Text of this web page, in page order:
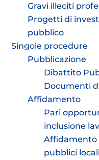
Gravi illeciti
Progetti di
pubblico
Singole procedure
Pubblicazione
Dibattito
Documenti
Affidamento
Pari
inclusione
Affidamento
pubblici